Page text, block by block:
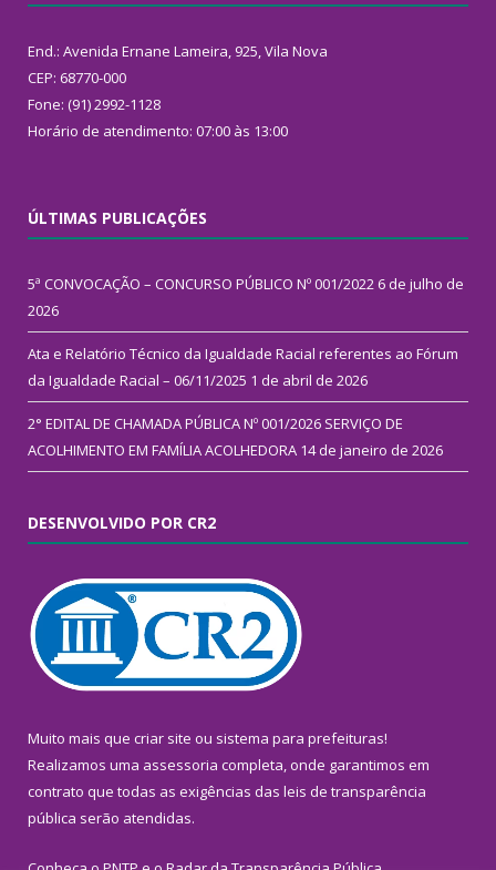
End.: Avenida Ernane Lameira, 925, Vila Nova
CEP: 68770-000
Fone: (91) 2992-1128
Horário de atendimento: 07:00 às 13:00
ÚLTIMAS PUBLICAÇÕES
5ª CONVOCAÇÃO – CONCURSO PÚBLICO Nº 001/2022 6 de julho de
2026
Ata e Relatório Técnico da Igualdade Racial referentes ao Fórum
da Igualdade Racial – 06/11/2025 1 de abril de 2026
2° EDITAL DE CHAMADA PÚBLICA Nº 001/2026 SERVIÇO DE
ACOLHIMENTO EM FAMÍLIA ACOLHEDORA 14 de janeiro de 2026
DESENVOLVIDO POR CR2
Muito mais que criar site ou sistema para prefeituras!
Realizamos uma assessoria completa, onde garantimos em
contrato que todas as exigências das leis de transparência
pública serão atendidas.